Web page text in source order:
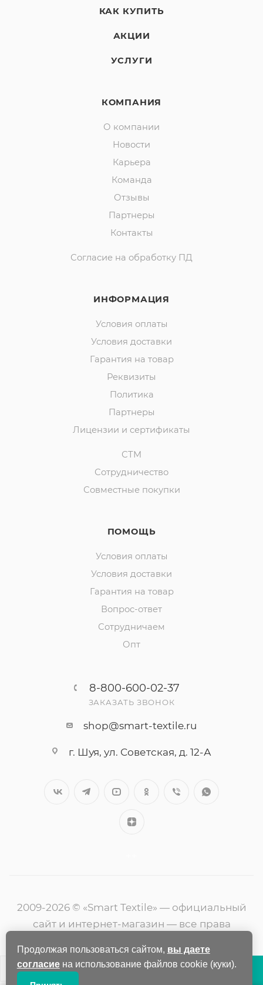
В КОРЗИНУ
КАК КУПИТЬ
АКЦИИ
УСЛУГИ
КОМПАНИЯ
О компании
Новости
Карьера
Команда
Отзывы
Партнеры
Контакты
Согласие на обработку ПД
ИНФОРМАЦИЯ
Условия оплаты
Условия доставки
Гарантия на товар
Реквизиты
Политика
Партнеры
Лицензии и сертификаты
СТМ
Сотрудничество
Совместные покупки
ПОМОЩЬ
Условия оплаты
Условия доставки
Гарантия на товар
Вопрос-ответ
Сотрудничаем
Опт
8-800-600-02-37
ЗАКАЗАТЬ ЗВОНОК
shop@smart-textile.ru
г. Шуя, ул. Советская, д. 12-А
2009-2026 © «Smart Textile» — официальный
сайт и интернет-магазин — все права
Продолжая пользоваться сайтом, вы даете
согласиена использование файлов cookie (куки).